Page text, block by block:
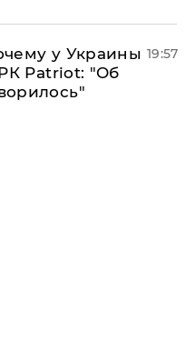
у Украины
Patriot: "Об
19:57